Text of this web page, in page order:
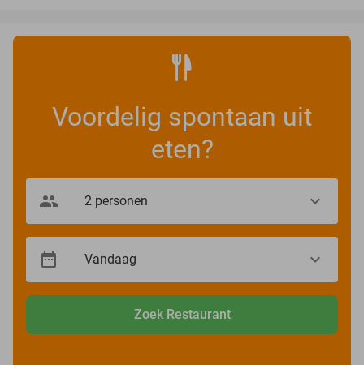
Voordelig spontaan uit
eten?
Zoek Restaurant